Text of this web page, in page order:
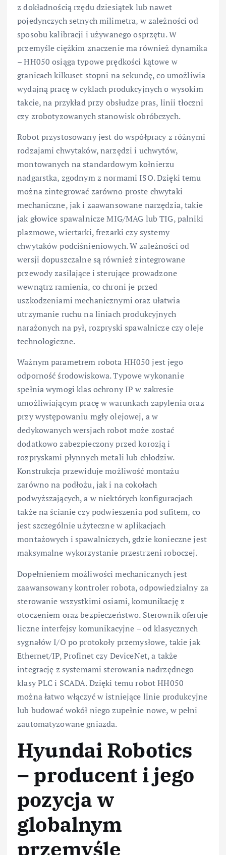
z dokładnością rzędu dziesiątek lub nawet
pojedynczych setnych milimetra, w zależności od
sposobu kalibracji i używanego osprzętu. W
przemyśle ciężkim znaczenie ma również dynamika
– HH050 osiąga typowe prędkości kątowe w
granicach kilkuset stopni na sekundę, co umożliwia
wydajną pracę w cyklach produkcyjnych o wysokim
takcie, na przykład przy obsłudze pras, linii tłoczni
czy zrobotyzowanych stanowisk obróbczych.
Robot przystosowany jest do współpracy z różnymi
rodzajami chwytaków, narzędzi i uchwytów,
montowanych na standardowym kołnierzu
nadgarstka, zgodnym z normami ISO. Dzięki temu
można zintegrować zarówno proste chwytaki
mechaniczne, jak i zaawansowane narzędzia, takie
jak głowice spawalnicze MIG/MAG lub TIG, palniki
plazmowe, wiertarki, frezarki czy systemy
chwytaków podciśnieniowych. W zależności od
wersji dopuszczalne są również zintegrowane
przewody zasilające i sterujące prowadzone
wewnątrz ramienia, co chroni je przed
uszkodzeniami mechanicznymi oraz ułatwia
utrzymanie ruchu na liniach produkcyjnych
narażonych na pył, rozpryski spawalnicze czy oleje
technologiczne.
Ważnym parametrem robota HH050 jest jego
odporność środowiskowa. Typowe wykonanie
spełnia wymogi klas ochrony IP w zakresie
umożliwiającym pracę w warunkach zapylenia oraz
przy występowaniu mgły olejowej, a w
dedykowanych wersjach robot może zostać
dodatkowo zabezpieczony przed korozją i
rozpryskami płynnych metali lub chłodziw.
Konstrukcja przewiduje możliwość montażu
zarówno na podłożu, jak i na cokołach
podwyższających, a w niektórych konfiguracjach
także na ścianie czy podwieszenia pod sufitem, co
jest szczególnie użyteczne w aplikacjach
montażowych i spawalniczych, gdzie konieczne jest
maksymalne wykorzystanie przestrzeni roboczej.
Dopełnieniem możliwości mechanicznych jest
zaawansowany kontroler robota, odpowiedzialny za
sterowanie wszystkimi osiami, komunikację z
otoczeniem oraz bezpieczeństwo. Sterownik oferuje
liczne interfejsy komunikacyjne – od klasycznych
sygnałów I/O po protokoły przemysłowe, takie jak
Ethernet/IP, Profinet czy DeviceNet, a także
integrację z systemami sterowania nadrzędnego
klasy PLC i SCADA. Dzięki temu robot HH050
można łatwo włączyć w istniejące linie produkcyjne
lub budować wokół niego zupełnie nowe, w pełni
zautomatyzowane gniazda.
Hyundai Robotics
– producent i jego
pozycja w
globalnym
przemyśle